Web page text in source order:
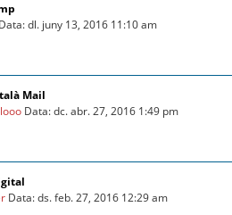
Data: dl. juny 13, 2016 11:10 am
Mail
Data: dc. abr. 27, 2016 1:49 pm
Data: ds. feb. 27, 2016 12:29 am